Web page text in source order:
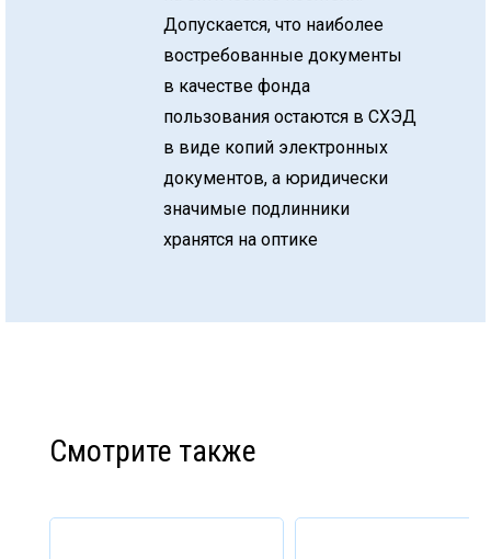
Допускается, что наиболее
востребованные документы
в качестве фонда
пользования остаются в СХЭД
в виде копий электронных
документов, а юридически
значимые подлинники
хранятся на оптике
Смотрите также